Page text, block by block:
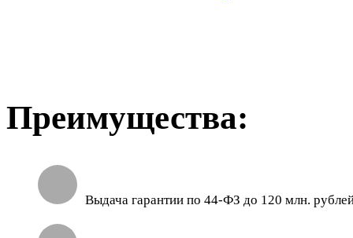
Преимущества:
Выдача гарантии по 44-ФЗ до 120 млн.